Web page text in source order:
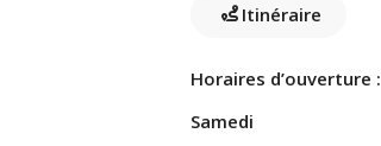
Itinéraire
Horaires d’ouverture :
Samedi